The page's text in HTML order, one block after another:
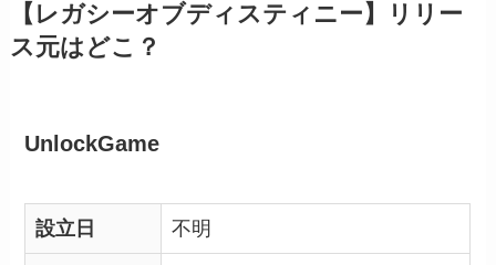
【レガシーオブディスティニー】リリー
ス元はどこ？
UnlockGame
設立日 不明